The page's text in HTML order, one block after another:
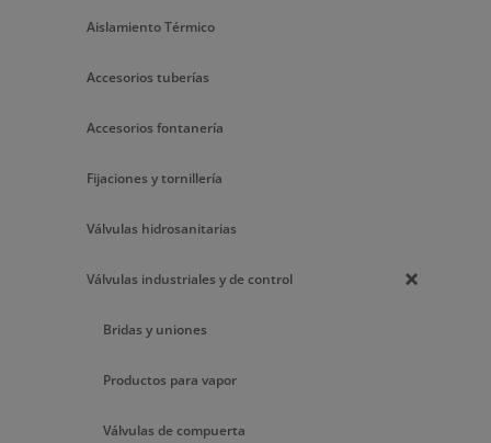
Aislamiento Térmico
Accesorios tuberías
Accesorios fontanería
Fijaciones y tornillería
Válvulas hidrosanitarias
Válvulas industriales y de control
Bridas y uniones
Productos para vapor
Válvulas de compuerta